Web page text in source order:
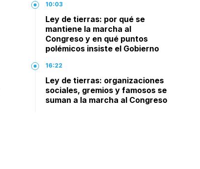
10:03
Ley de tierras: por qué se
mantiene la marcha al
Congreso y en qué puntos
polémicos insiste el Gobierno
16:22
Ley de tierras: organizaciones
sociales, gremios y famosos se
suman a la marcha al Congreso